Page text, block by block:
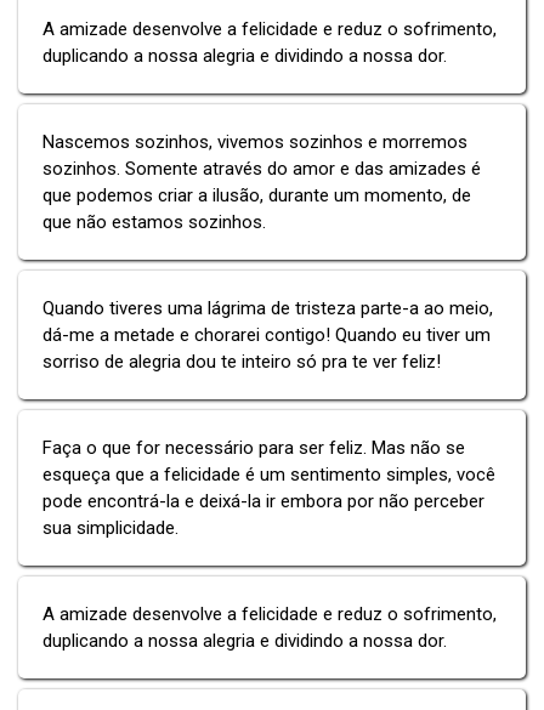
A amizade desenvolve a felicidade e reduz o sofrimento,
duplicando a nossa alegria e dividindo a nossa dor.
Nascemos sozinhos, vivemos sozinhos e morremos
sozinhos. Somente através do amor e das amizades é
que podemos criar a ilusão, durante um momento, de
que não estamos sozinhos.
Quando tiveres uma lágrima de tristeza parte-a ao meio,
dá-me a metade e chorarei contigo! Quando eu tiver um
sorriso de alegria dou te inteiro só pra te ver feliz!
Faça o que for necessário para ser feliz. Mas não se
esqueça que a felicidade é um sentimento simples, você
pode encontrá-la e deixá-la ir embora por não perceber
sua simplicidade.
A amizade desenvolve a felicidade e reduz o sofrimento,
duplicando a nossa alegria e dividindo a nossa dor.